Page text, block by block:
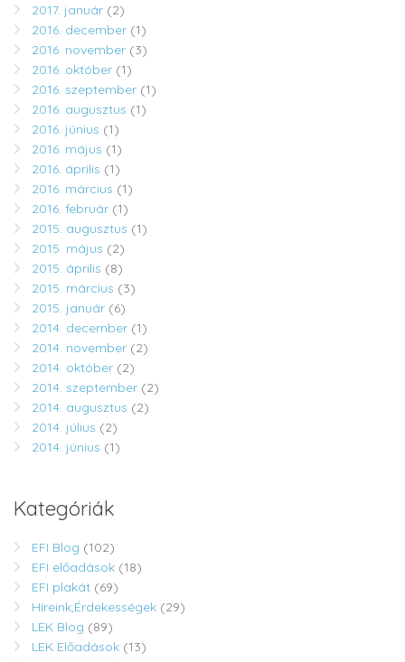
2017. január (2)
2016. december (1)
2016. november (3)
2016. október (1)
2016. szeptember (1)
2016. augusztus (1)
2016. június (1)
2016. május (1)
2016. április (1)
2016. március (1)
2016. február (1)
2015. augusztus (1)
2015. május (2)
2015. április (8)
2015. március (3)
2015. január (6)
2014. december (1)
2014. november (2)
2014. október (2)
2014. szeptember (2)
2014. augusztus (2)
2014. július (2)
2014. június (1)
Kategóriák
EFI Blog (102)
EFI előadások (18)
EFI plakát (69)
Híreink,Érdekességek (29)
LEK Blog (89)
LEK Előadások (13)